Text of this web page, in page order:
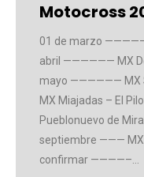
Motocross
01 de marzo
abril —————— MX
mayo —————— MX
MX Miajadas – El
Pueblonuevo de
septiembre ——— MX
confirmar ————–…